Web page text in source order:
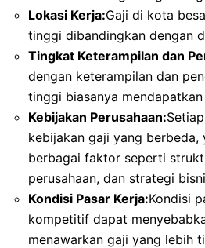
Lokasi Kerja:Gaji di kota
tinggi dibandingkan dengan
Tingkat Keterampilan dan
dengan keterampilan dan
tinggi biasanya
Kebijakan Perusahaan:
kebijakan gaji yang berbeda,
berbagai faktor seperti
perusahaan, dan strategi
Kondisi Pasar Kerja:Kondisi
kompetitif dapat
menawarkan gaji yang lebih